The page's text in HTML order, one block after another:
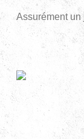
Assurément